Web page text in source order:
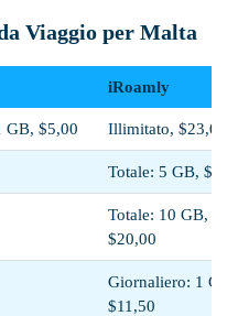
Viaggio per Malta
iRoamly
GB, $5,00 Illimitato, $23,00
Totale: 5 GB,
Totale: 10 GB,
$20,00
Giornaliero: 1 GB,
$11,50